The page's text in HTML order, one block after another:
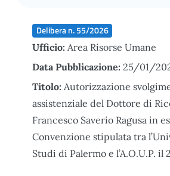
Delibera n. 55/2026
Ufficio: Area Risorse Umane
Data Pubblicazione: 25/01/
Titolo: Autorizzazione
assistenziale del Dottore di
Francesco Saverio Ragusa in
Convenzione stipulata tra
Studi di Palermo e l’A.O.U.P.